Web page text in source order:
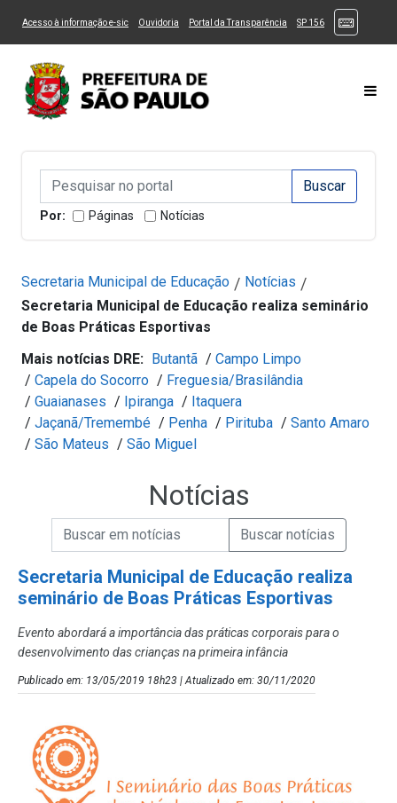
Ir ao Conteúdo Ir para menu principal Ir para busca 3
Alternar Alto Contraste
Acesso à informação e-sic(Link para um novo sítio)
Ouvidoria (Link para um novo sítio)
Portal da Transparência (Link para um novo sítio)
SP 156(Link para um
Campo de Busca de informações
Campo de Busca de informações Enviar a Busca
Por: Páginas Notícias
Secretaria Municipal de Educação / Notícias /
Secretaria Municipal de Educação realiza seminário
de Boas Práticas Esportivas
Mais notícias DRE: Butantã / Campo Limpo
/ Capela do Socorro / Freguesia/Brasilândia
/ Guaianases / Ipiranga / Itaquera
/ Jaçanã/Tremembé / Penha / Pirituba / Santo Amaro
/ São Mateus / São Miguel
Notícias
Campo de Busca de Notícias
Campo de Busca de informaçõesEnviar a Busca de Notícias
Secretaria Municipal de Educação realiza
seminário de Boas Práticas Esportivas
Evento abordará a importância das práticas corporais para o
desenvolvimento das crianças na primeira infância
Publicado em: 13/05/2019 18h23 | Atualizado em: 30/11/2020